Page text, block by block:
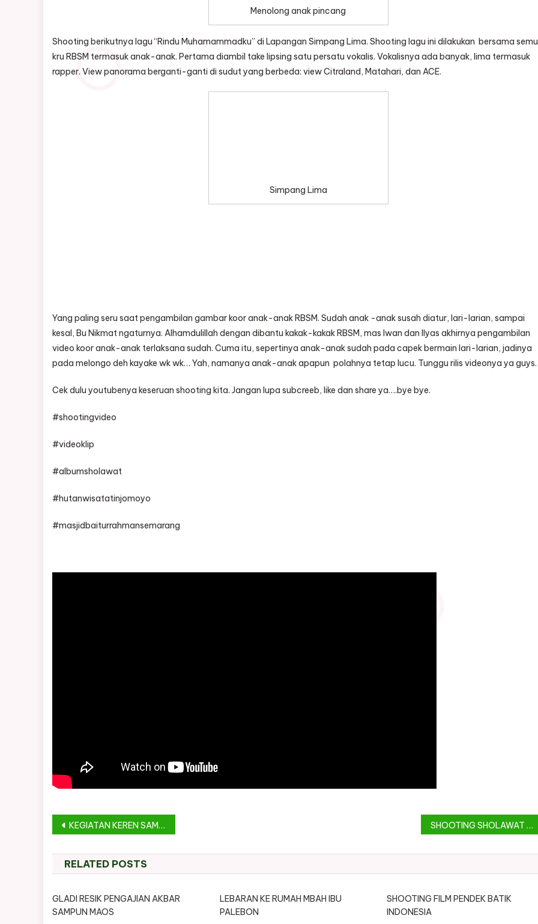
Menolong anak pincang
Shooting berikutnya lagu “Rindu Muhamammadku” di Lapangan Simpang Lima. Shooting lagu ini dilakukan bersama
kru RBSM termasuk anak-anak. Pertama diambil take lipsing satu persatu vokalis. Vokalisnya ada banyak, lima termasuk
rapper. View panorama berganti-ganti di sudut yang berbeda: view Citraland, Matahari, dan ACE.
Simpang Lima
Yang paling seru saat pengambilan gambar koor anak-anak RBSM. Sudah anak -anak susah diatur, lari-larian, sampai
kesal, Bu Nikmat ngaturnya. Alhamdulillah dengan dibantu kakak-kakak RBSM, mas Iwan dan Ilyas akhirnya pengambilan
video koor anak-anak terlaksana sudah. Cuma itu, sepertinya anak-anak sudah pada capek bermain lari-larian, jadinya
pada melongo deh kayake wk wk… Yah, namanya anak-anak apapun polahnya tetap lucu. Tunggu rilis videonya ya guys.
Cek dulu youtubenya keseruan shooting kita. Jangan lupa subcreeb, like dan share ya….bye bye.
#shootingvideo
#videoklip
#albumsholawat
#hutanwisatatinjomoyo
#masjidbaiturrahmansemarang
Post
navigation
KEGIATAN KEREN SAMPUN MAOS SHOOTING SHOLAWAT 2 DI KOTA LAMA
RELATED POSTS
GLADI RESIK PENGAJIAN AKBAR
SAMPUN MAOS
LEBARAN KE RUMAH MBAH IBU
PALEBON
SHOOTING FILM PENDEK BATIK
INDONESIA